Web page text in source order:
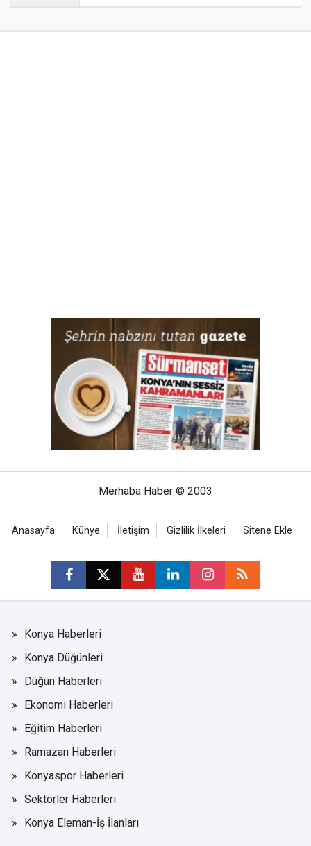
Merhaba Haber © 2003
Anasayfa Künye İletişim Gizlilik İlkeleri Sitene Ekle
Konya Haberleri
Konya Düğünleri
Düğün Haberleri
Ekonomi Haberleri
Eğitim Haberleri
Ramazan Haberleri
Konyaspor Haberleri
Sektörler Haberleri
Konya Eleman-İş İlanları